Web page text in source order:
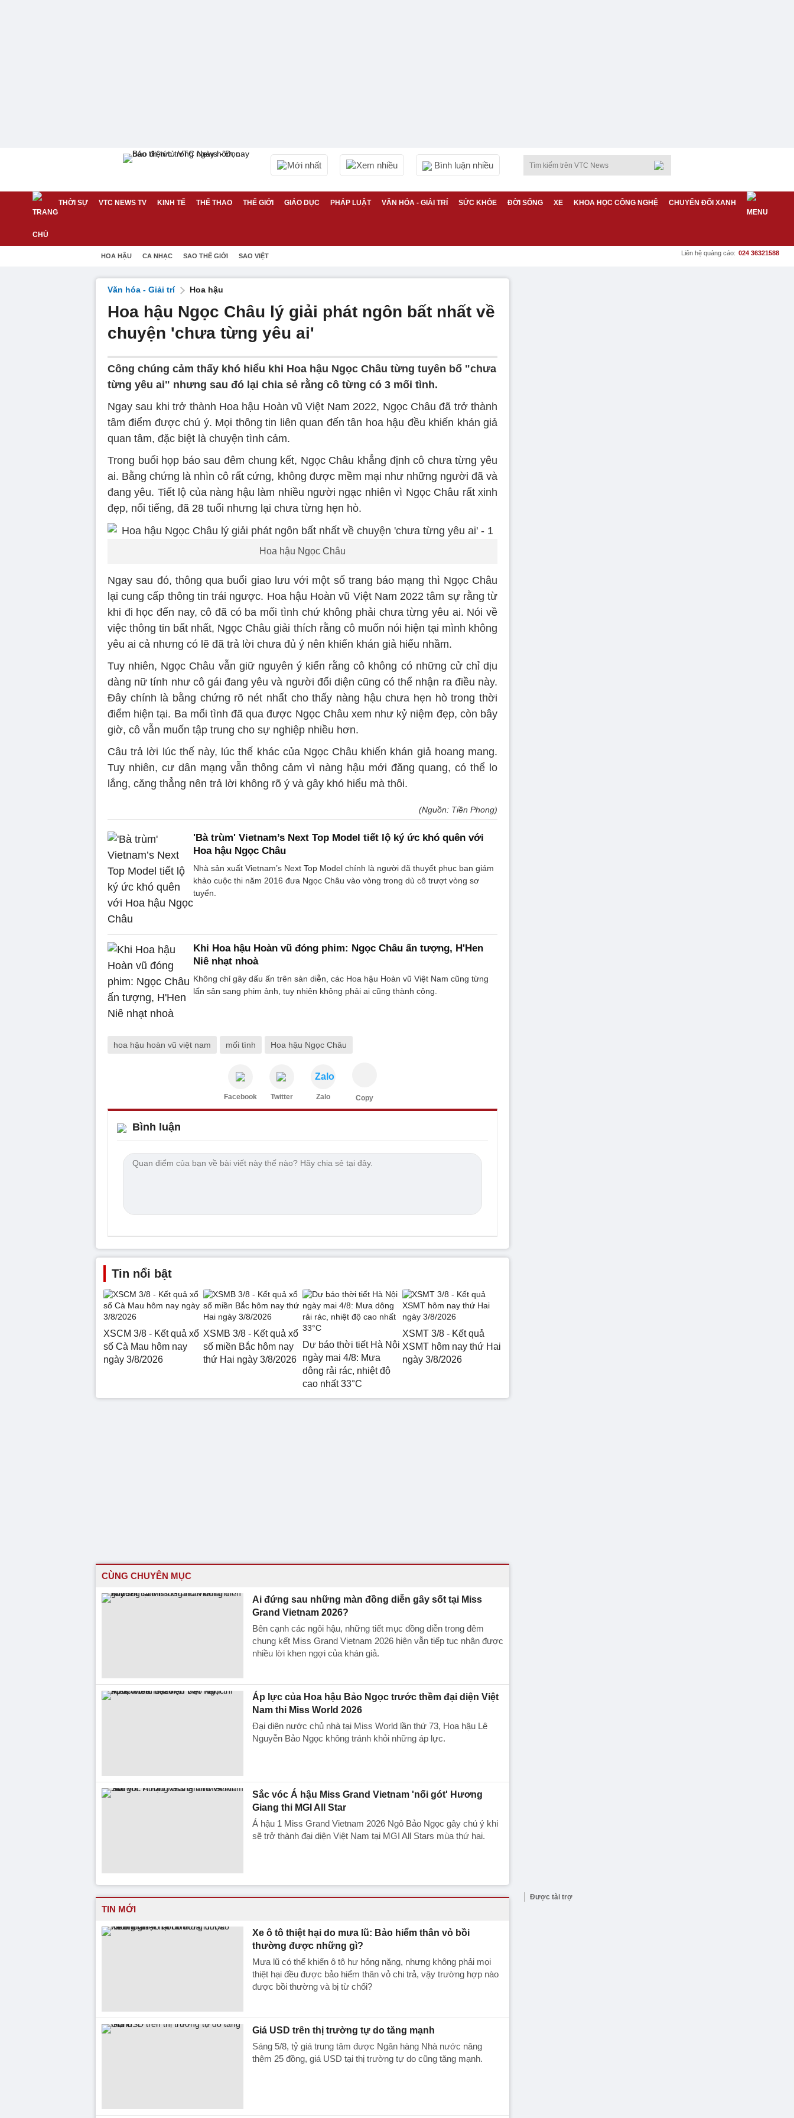
Mới nhất Xem nhiều Bình luận nhiều
THỜI SỰ VTC NEWS TV KINH TẾ THỂ THAO THẾ GIỚI GIÁO DỤC PHÁP LUẬT VĂN HÓA - GIẢI TRÍ SỨC KHỎE ĐỜI SỐNG XE KHOA HỌC CÔNG NGHỆ CHUYỂN ĐỔI XANH
HOA HẬU CA NHẠC SAO THẾ GIỚI SAO VIỆT Liên hệ quảng cáo: 024 36321588
Văn hóa - Giải trí Hoa hậu
Hoa hậu Ngọc Châu lý giải phát ngôn bất nhất về
chuyện 'chưa từng yêu ai'
Công chúng cảm thấy khó hiểu khi Hoa hậu Ngọc Châu từng tuyên bố "chưa
từng yêu ai" nhưng sau đó lại chia sẻ rằng cô từng có 3 mối tình.
Ngay sau khi trở thành Hoa hậu Hoàn vũ Việt Nam 2022, Ngọc Châu đã trở thành
tâm điểm được chú ý. Mọi thông tin liên quan đến tân hoa hậu đều khiến khán giả
quan tâm, đặc biệt là chuyện tình cảm.
Trong buổi họp báo sau đêm chung kết, Ngọc Châu khẳng định cô chưa từng yêu
ai. Bằng chứng là nhìn cô rất cứng, không được mềm mại như những người đã và
đang yêu. Tiết lộ của nàng hậu làm nhiều người ngạc nhiên vì Ngọc Châu rất xinh
đẹp, nổi tiếng, đã 28 tuổi nhưng lại chưa từng hẹn hò.
Hoa hậu Ngọc Châu
Ngay sau đó, thông qua buổi giao lưu với một số trang báo mạng thì Ngọc Châu
lại cung cấp thông tin trái ngược. Hoa hậu Hoàn vũ Việt Nam 2022 tâm sự rằng từ
khi đi học đến nay, cô đã có ba mối tình chứ không phải chưa từng yêu ai. Nói về
việc thông tin bất nhất, Ngọc Châu giải thích rằng cô muốn nói hiện tại mình không
yêu ai cả nhưng có lẽ đã trả lời chưa đủ ý nên khiến khán giả hiểu nhầm.
Tuy nhiên, Ngọc Châu vẫn giữ nguyên ý kiến rằng cô không có những cử chỉ dịu
dàng nữ tính như cô gái đang yêu và người đối diện cũng có thể nhận ra điều này.
Đây chính là bằng chứng rõ nét nhất cho thấy nàng hậu chưa hẹn hò trong thời
điểm hiện tại. Ba mối tình đã qua được Ngọc Châu xem như kỷ niệm đẹp, còn bây
giờ, cô vẫn muốn tập trung cho sự nghiệp nhiều hơn.
Câu trả lời lúc thế này, lúc thế khác của Ngọc Châu khiến khán giả hoang mang.
Tuy nhiên, cư dân mạng vẫn thông cảm vì nàng hậu mới đăng quang, có thể lo
lắng, căng thẳng nên trả lời không rõ ý và gây khó hiểu mà thôi.
(Nguồn: Tiền Phong)
'Bà trùm' Vietnam’s Next Top Model tiết lộ ký ức khó quên với
Hoa hậu Ngọc Châu
Nhà sản xuất Vietnam’s Next Top Model chính là người đã thuyết phục ban giám
khảo cuộc thi năm 2016 đưa Ngọc Châu vào vòng trong dù cô trượt vòng sơ
tuyển.
Khi Hoa hậu Hoàn vũ đóng phim: Ngọc Châu ấn tượng, H'Hen
Niê nhạt nhoà
Không chỉ gây dấu ấn trên sàn diễn, các Hoa hậu Hoàn vũ Việt Nam cũng từng
lấn sân sang phim ảnh, tuy nhiên không phải ai cũng thành công.
hoa hậu hoàn vũ việt nam mối tình Hoa hậu Ngọc Châu
Facebook Twitter
Zalo
Zalo Copy
Bình luận
Tin nổi bật
XSCM 3/8 - Kết quả xổ
số Cà Mau hôm nay
ngày 3/8/2026
XSMB 3/8 - Kết quả xổ
số miền Bắc hôm nay
thứ Hai ngày 3/8/2026
Dự báo thời tiết Hà Nội
ngày mai 4/8: Mưa
dông rải rác, nhiệt độ
cao nhất 33°C
XSMT 3/8 - Kết quả
XSMT hôm nay thứ Hai
ngày 3/8/2026
CÙNG CHUYÊN MỤC
Ai đứng sau những màn đồng diễn gây sốt tại Miss
Grand Vietnam 2026?
Bên cạnh các ngôi hậu, những tiết mục đồng diễn trong đêm
chung kết Miss Grand Vietnam 2026 hiện vẫn tiếp tục nhận được
nhiều lời khen ngợi của khán giả.
Áp lực của Hoa hậu Bảo Ngọc trước thềm đại diện Việt
Nam thi Miss World 2026
Đại diện nước chủ nhà tại Miss World lần thứ 73, Hoa hậu Lê
Nguyễn Bảo Ngọc không tránh khỏi những áp lực.
Sắc vóc Á hậu Miss Grand Vietnam 'nối gót' Hương
Giang thi MGI All Star
Á hậu 1 Miss Grand Vietnam 2026 Ngô Bảo Ngọc gây chú ý khi
sẽ trở thành đại diện Việt Nam tại MGI All Stars mùa thứ hai.
TIN MỚI
Xe ô tô thiệt hại do mưa lũ: Bảo hiểm thân vỏ bồi
thường được những gì?
Mưa lũ có thể khiến ô tô hư hỏng nặng, nhưng không phải mọi
thiệt hại đều được bảo hiểm thân vỏ chi trả, vậy trường hợp nào
được bồi thường và bị từ chối?
Giá USD trên thị trường tự do tăng mạnh
Sáng 5/8, tỷ giá trung tâm được Ngân hàng Nhà nước nâng
thêm 25 đồng, giá USD tại thị trường tự do cũng tăng mạnh.
Được tài trợ